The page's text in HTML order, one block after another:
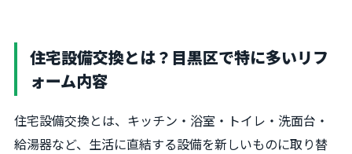
住宅設備交換とは？目黒区で特に多いリフ
ォーム内容
住宅設備交換とは、キッチン・浴室・トイレ・洗面台・
給湯器など、生活に直結する設備を新しいものに取り替